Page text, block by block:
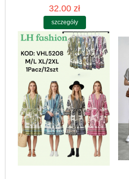
32.00 zł
szczegóły